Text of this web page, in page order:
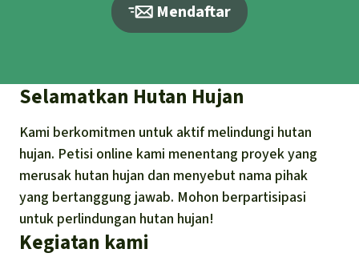
Mendaftar
Selamatkan Hutan Hujan
Kami berkomitmen untuk aktif melindungi hutan
hujan. Petisi online kami menentang proyek yang
merusak hutan hujan dan menyebut nama pihak
yang bertanggung jawab. Mohon berpartisipasi
untuk perlindungan hutan hujan!
Kegiatan kami